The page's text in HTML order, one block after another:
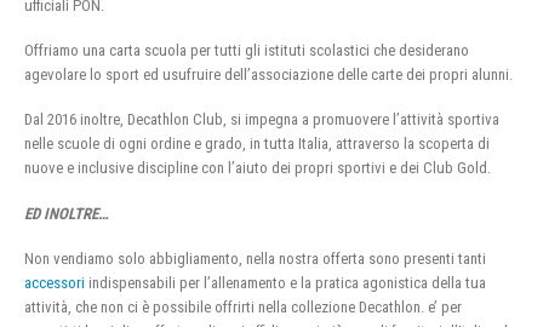
ufficiali PON.
Offriamo una carta scuola per tutti gli istituti scolastici che desiderano
agevolare lo sport ed usufruire dell’associazione delle carte dei propri alunni.
Dal 2016 inoltre, Decathlon Club, si impegna a promuovere l’attività sportiva
nelle scuole di ogni ordine e grado, in tutta Italia, attraverso la scoperta di
nuove e inclusive discipline con l’aiuto dei propri sportivi e dei Club Gold.
ED INOLTRE…
Non vendiamo solo abbigliamento, nella nostra offerta sono presenti tanti
accessori indispensabili per l’allenamento e la pratica agonistica della tua
attività, che non ci è possibile offrirti nella collezione Decathlon. e’ per